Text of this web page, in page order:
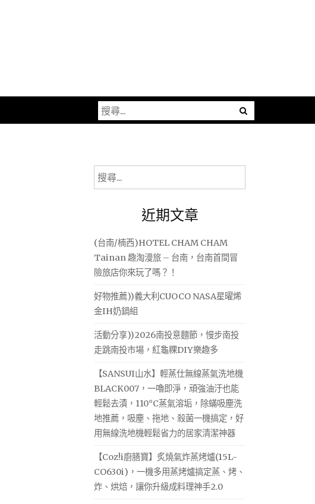
搜
尋
字:
搜
尋
近期文章
(台南/楠西)HOTEL CHAM CHAM
Tainan 趣淘漫旅 – 台南，台南首間冒
險旅店你來玩了嗎？！
好物推薦))義大利CUOCO NASA星曜烯
金IH奶鍋組
活動分享))2026南投意麵節，慢步南投
走跳南投市場，紅龜粿DIY樂趣多
【SANSUI山水】輕蒸仕無線蒸氣洗地機
BLACK007，一嚕即淨，頑強油汙也能
輕鬆去漬，110°C蒸氣溶垢，除蟎吸塵洗
地推薦，吸塵、拖地、殺菌一機搞定，好
用無線洗地機輕鬆省力的居家清潔神器
【Coz!i廚膳寶】炙燒氣炸蒸烤爐(15L-
CO630i)，一機多用蒸烤爐搞定蒸、烤、
炸、烘焙，讓你升級成料理神手2.0